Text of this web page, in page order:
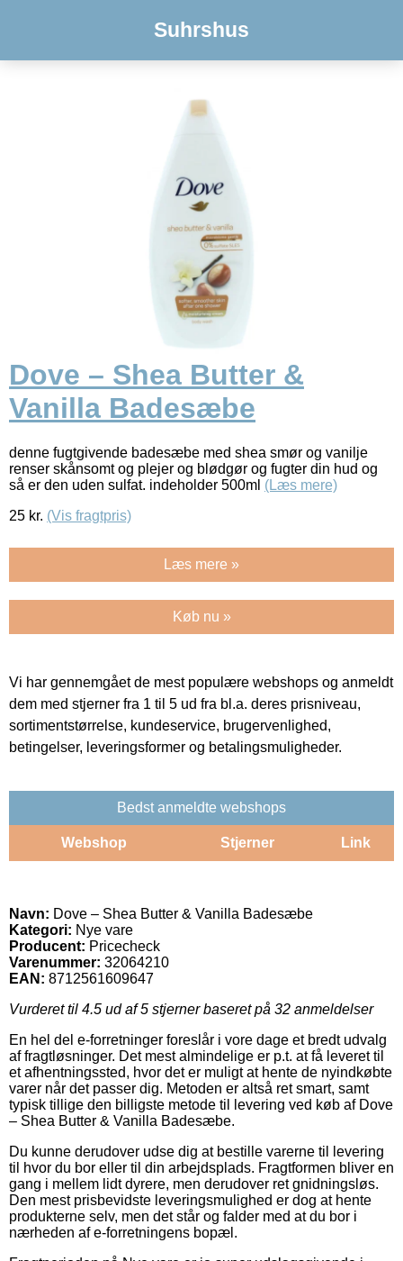
Suhrshus
Dove – Shea Butter &
Vanilla Badesæbe
denne fugtgivende badesæbe med shea smør og vanilje
renser skånsomt og plejer og blødgør og fugter din hud og
så er den uden sulfat. indeholder 500ml (Læs mere)
25 kr. (Vis fragtpris)
Læs mere »
Køb nu »
Vi har gennemgået de mest populære webshops og anmeldt
dem med stjerner fra 1 til 5 ud fra bl.a. deres prisniveau,
sortimentstørrelse, kundeservice, brugervenlighed,
betingelser, leveringsformer og betalingsmuligheder.
Bedst anmeldte webshops
Webshop Stjerner Link
Navn: Dove – Shea Butter & Vanilla Badesæbe
Kategori: Nye vare
Producent: Pricecheck
Varenummer: 32064210
EAN: 8712561609647
Vurderet til 4.5 ud af 5 stjerner baseret på 32 anmeldelser
En hel del e-forretninger foreslår i vore dage et bredt udvalg
af fragtløsninger. Det mest almindelige er p.t. at få leveret til
et afhentningssted, hvor det er muligt at hente de nyindkøbte
varer når det passer dig. Metoden er altså ret smart, samt
typisk tillige den billigste metode til levering ved køb af Dove
– Shea Butter & Vanilla Badesæbe.
Du kunne derudover udse dig at bestille varerne til levering
til hvor du bor eller til din arbejdsplads. Fragtformen bliver en
gang i mellem lidt dyrere, men derudover ret gnidningsløs.
Den mest prisbevidste leveringsmulighed er dog at hente
produkterne selv, men det står og falder med at du bor i
nærheden af e-forretningens bopæl.